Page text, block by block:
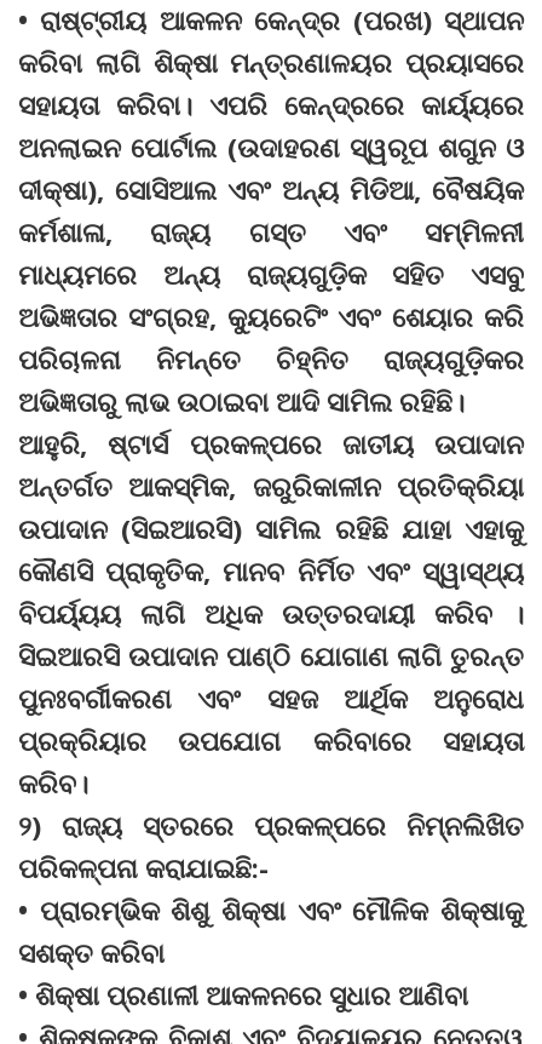
• ରାଷ୍ଟ୍ରୀୟ ଆକଳନ କେନ୍ଦ୍ର (ପରଖ) ସ୍ଥାପନ
କରିବା ଲାଗି ଶିକ୍ଷା ମନ୍ତ୍ରଣାଳୟର ପ୍ରୟାସରେ
ସହାୟତା କରିବା। ଏପରି କେନ୍ଦ୍ରରେ କାର୍ୟ୍ୟରେ
ଅନଲାଇନ ପୋର୍ଟାଲ (ଉଦାହରଣ ସ୍ୱରୂପ ଶଗୁନ ଓ
ଦୀକ୍ଷା), ସୋସିଆଲ ଏବଂ ଅନ୍ୟ ମିଡିଆ, ବୈଷୟିକ
କର୍ମଶାଳା, ରାଜ୍ୟ ଗସ୍ତ ଏବଂ ସମ୍ମିଳନୀ
ମାଧ୍ୟମରେ ଅନ୍ୟ ରାଜ୍ୟଗୁଡ଼ିକ ସହିତ ଏସବୁ
ଅଭିଜ୍ଞତାର ସଂଗ୍ରହ, କ୍ୟୁରେଟିଂ ଏବଂ ଶେୟାର କରି
ପରିଚାଳନା ନିମନ୍ତେ ଚିହ୍ନିତ ରାଜ୍ୟଗୁଡ଼ିକର
ଅଭିଜ୍ଞତାରୁ ଲାଭ ଉଠାଇବା ଆଦି ସାମିଲ ରହିଛି।
ଆହୁରି, ଷ୍ଟାର୍ସ ପ୍ରକଳ୍ପରେ ଜାତୀୟ ଉପାଦାନ
ଅନ୍ତର୍ଗତ ଆକସ୍ମିକ, ଜରୁରିକାଳୀନ ପ୍ରତିକ୍ରିୟା
ଉପାଦାନ (ସିଇଆରସି) ସାମିଲ ରହିଛି ଯାହା ଏହାକୁ
କୌଣସି ପ୍ରାକୃତିକ, ମାନବ ନିର୍ମିତ ଏବଂ ସ୍ୱାସ୍ଥ୍ୟ
ବିପର୍ୟ୍ୟୟ ଲାଗି ଅଧିକ ଉତ୍ତରଦାୟୀ କରିବ ।
ସିଇଆରସି ଉପାଦାନ ପାଣ୍ଠି ଯୋଗାଣ ଲାଗି ତୁରନ୍ତ
ପୁନଃବର୍ଗୀକରଣ ଏବଂ ସହଜ ଆର୍ଥିକ ଅନୁରୋଧ
ପ୍ରକ୍ରିୟାର ଉପଯୋଗ କରିବାରେ ସହାୟତା
କରିବ।
୨) ରାଜ୍ୟ ସ୍ତରରେ ପ୍ରକଳ୍ପରେ ନିମ୍ନଲିଖିତ
ପରିକଳ୍ପନା କରାଯାଇଛି:-
• ପ୍ରାରମ୍ଭିକ ଶିଶୁ ଶିକ୍ଷା ଏବଂ ମୌଳିକ ଶିକ୍ଷାକୁ
ସଶକ୍ତ କରିବା
• ଶିକ୍ଷା ପ୍ରଣାଳୀ ଆକଳନରେ ସୁଧାର ଆଣିବା